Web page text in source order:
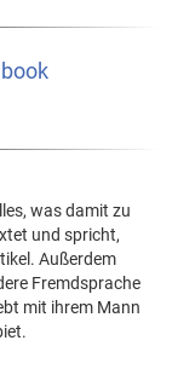
was damit zu
und spricht,
Außerdem
Fremdsprache
mit ihrem Mann